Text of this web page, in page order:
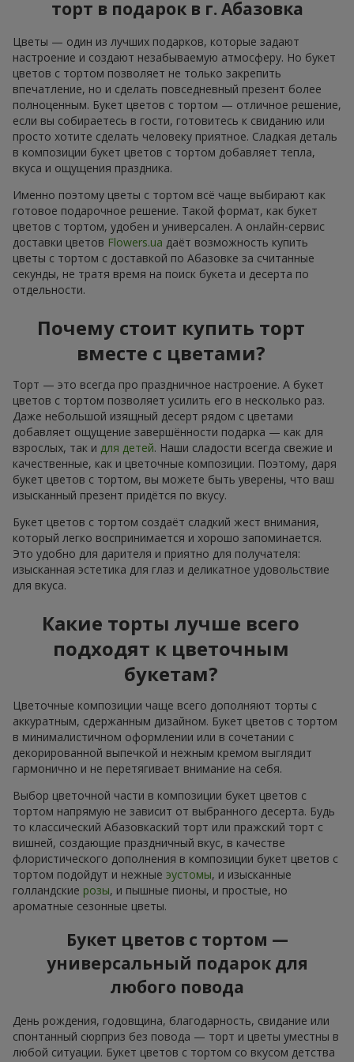
торт в подарок в г. Абазовка
Цветы — один из лучших подарков, которые задают
настроение и создают незабываемую атмосферу. Но букет
цветов с тортом позволяет не только закрепить
впечатление, но и сделать повседневный презент более
полноценным. Букет цветов с тортом — отличное решение,
если вы собираетесь в гости, готовитесь к свиданию или
просто хотите сделать человеку приятное. Сладкая деталь
в композиции букет цветов с тортом добавляет тепла,
вкуса и ощущения праздника.
Именно поэтому цветы с тортом всё чаще выбирают как
готовое подарочное решение. Такой формат, как букет
цветов с тортом, удобен и универсален. А онлайн-сервис
доставки цветов Flowers.ua даёт возможность купить
цветы с тортом с доставкой по Абазовке за считанные
секунды, не тратя время на поиск букета и десерта по
отдельности.
Почему стоит купить торт
вместе с цветами?
Торт — это всегда про праздничное настроение. А букет
цветов с тортом позволяет усилить его в несколько раз.
Даже небольшой изящный десерт рядом с цветами
добавляет ощущение завершённости подарка — как для
взрослых, так и для детей. Наши сладости всегда свежие и
качественные, как и цветочные композиции. Поэтому, даря
букет цветов с тортом, вы можете быть уверены, что ваш
изысканный презент придётся по вкусу.
Букет цветов с тортом создаёт сладкий жест внимания,
который легко воспринимается и хорошо запоминается.
Это удобно для дарителя и приятно для получателя:
изысканная эстетика для глаз и деликатное удовольствие
для вкуса.
Какие торты лучше всего
подходят к цветочным
букетам?
Цветочные композиции чаще всего дополняют торты с
аккуратным, сдержанным дизайном. Букет цветов с тортом
в минималистичном оформлении или в сочетании с
декорированной выпечкой и нежным кремом выглядит
гармонично и не перетягивает внимание на себя.
Выбор цветочной части в композиции букет цветов с
тортом напрямую не зависит от выбранного десерта. Будь
то классический Абазовкаский торт или пражский торт с
вишней, создающие праздничный вкус, в качестве
флористического дополнения в композиции букет цветов с
тортом подойдут и нежные эустомы, и изысканные
голландские розы, и пышные пионы, и простые, но
ароматные сезонные цветы.
Букет цветов с тортом —
универсальный подарок для
любого повода
День рождения, годовщина, благодарность, свидание или
спонтанный сюрприз без повода — торт и цветы уместны в
любой ситуации. Букет цветов с тортом со вкусом детства